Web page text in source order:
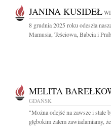
JANINA KUSIDEŁ
8 grudnia 2025 roku odeszła
Mamusia, Teściowa, Babcia i
MELITA
GDAŃSK
"Można odejść na zawsze i stale
głębokim żalem zawiadamiamy,